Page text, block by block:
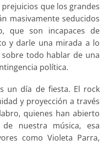
que los grandes
masivamente seducidos
que son incapaces de
y darle una mirada a lo
todo hablar de una
política.
un día de fiesta. El rock
y proyección a través
quienes han abierto
nuestra música, esa
como Violeta Parra,